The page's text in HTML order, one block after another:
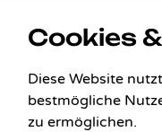
Cookies
Diese Website
bestmögliche
zu ermöglichen.